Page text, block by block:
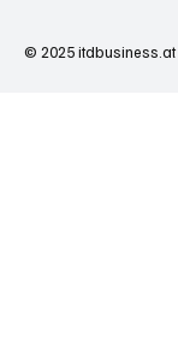
© 2025itdbusiness.at